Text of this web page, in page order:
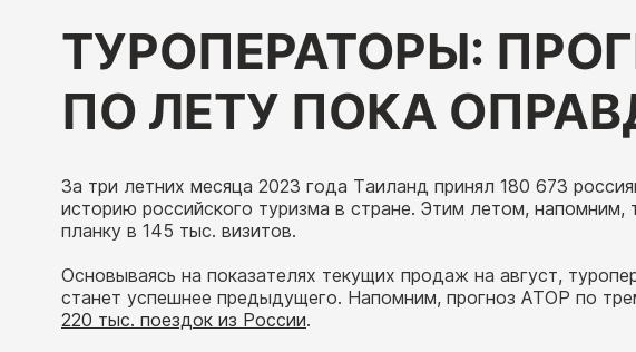
ТУРОПЕРАТОРЫ:
ПО ЛЕТУ ПОКА
За три летних месяца 2023 года Таиланд принял 180 673
историю российского туризма в стране. Этим летом,
планку в 145 тыс. визитов.
Основываясь на показателях текущих продаж на август,
станет успешнее предыдущего. Напомним, прогноз АТОР по
220 тыс. поездок из России.